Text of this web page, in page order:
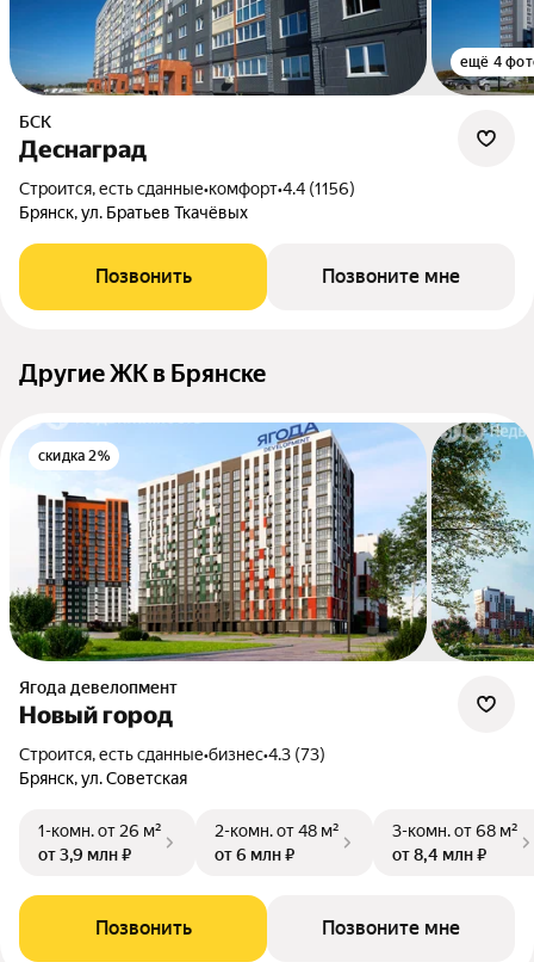
ещё 4
БСК
Деснаград
Строится, есть сданные•комфорт•4.4 (1156)
Брянск, ул. Братьев Ткачёвых
Позвонить Позвоните мне
Другие ЖК в Брянске
скидка 2%
Ягода девелопмент
Новый город
Строится, есть сданные•бизнес•4.3 (73)
Брянск, ул. Советская
1-комн.от 26 м²
от 3,9 млн ₽
2-комн.от 48 м²
от 6 млн ₽
3-комн.от 68 м²
от 8,4 млн ₽
Позвонить Позвоните мне